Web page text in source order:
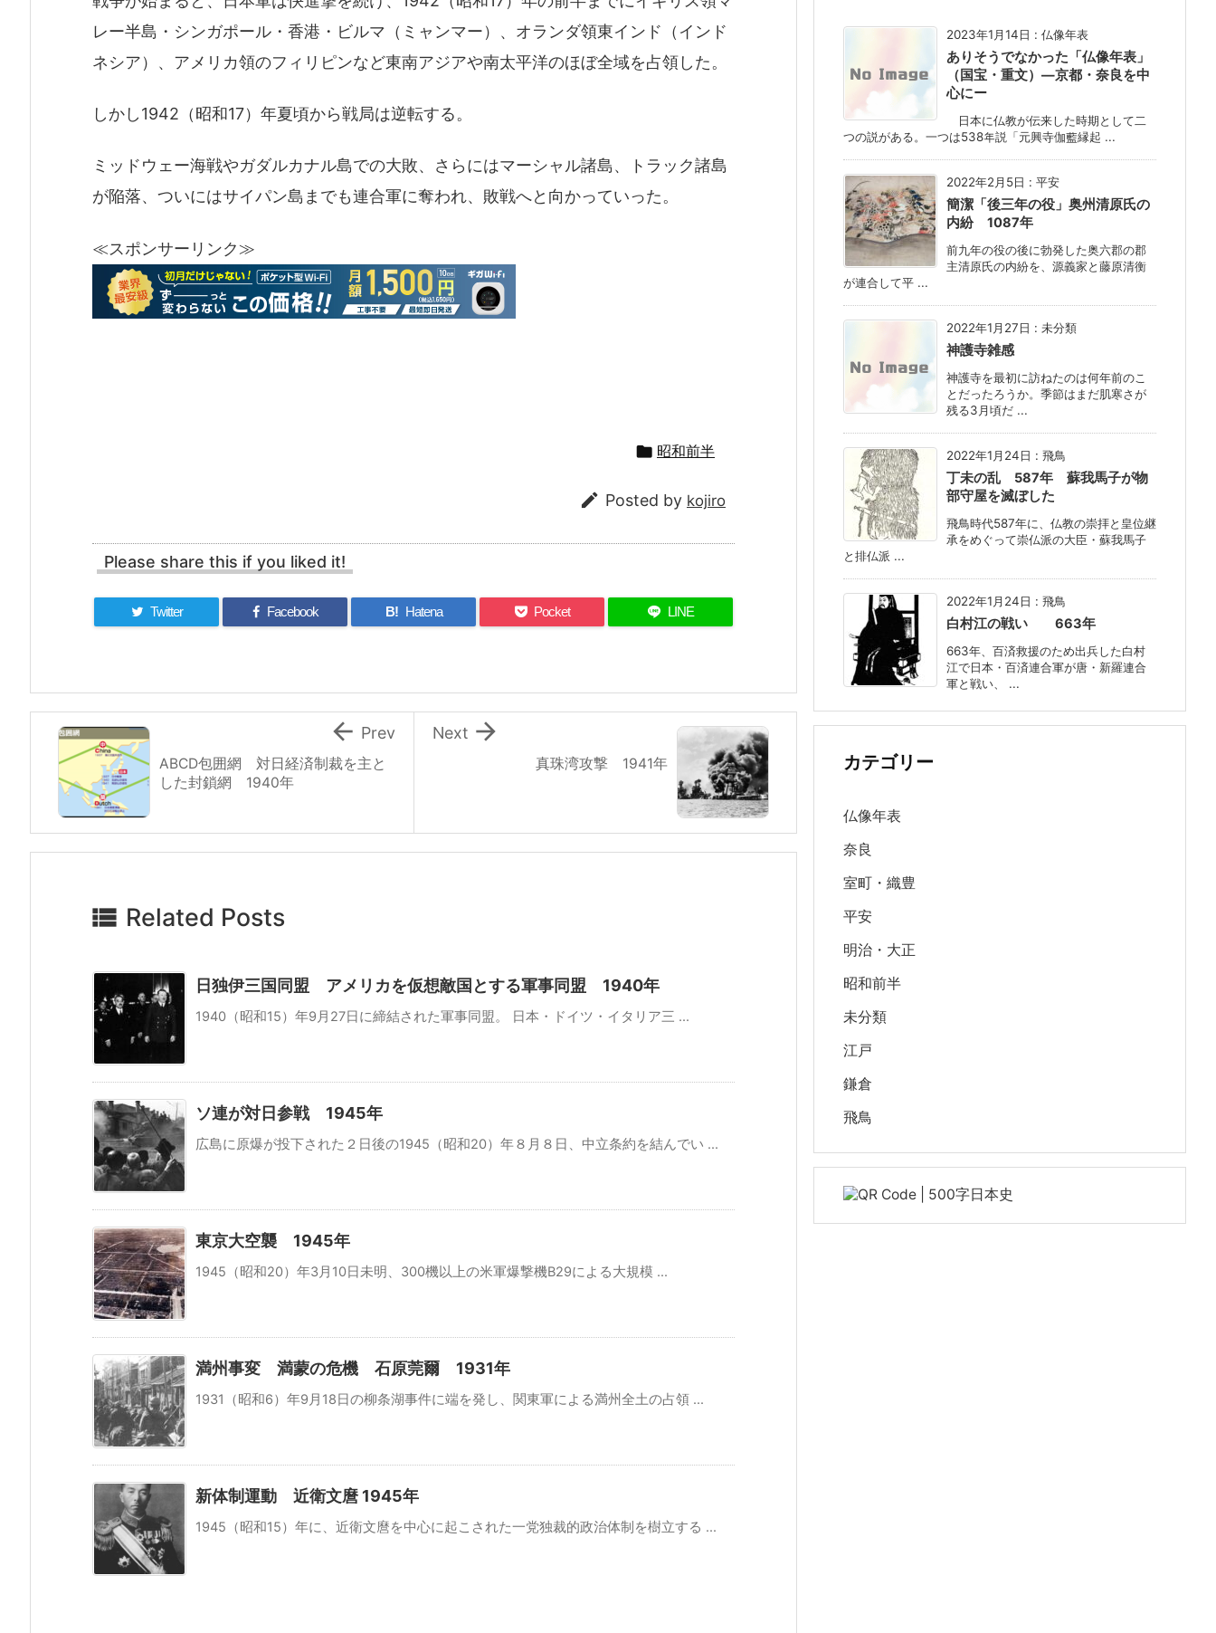
レー半島・シンガポール・香港・ビルマ（ミャンマー）、オランダ領東インド（インド
ネシア）、アメリカ領のフィリピンなど東南アジアや南太平洋のほぼ全域を占領した。
しかし1942（昭和17）年夏頃から戦局は逆転する。
ミッドウェー海戦やガダルカナル島での大敗、さらにはマーシャル諸島、トラック諸島
が陥落、ついにはサイパン島までも連合軍に奪われ、敗戦へと向かっていった。
≪スポンサーリンク≫
 昭和前半
 Posted by kojiro
Please share this if you liked it!
Twitter Facebook B! Hatena Pocket LINE
真珠湾攻撃 1941年

Next
ABCD包囲網 対日経済制裁を主と
した封鎖網 1940年
 Prev
 Related Posts
日独伊三国同盟 アメリカを仮想敵国とする軍事同盟 1940年
1940（昭和15）年9月27日に締結された軍事同盟。 日本・ドイツ・イタリア三 ...
ソ連が対日参戦 1945年
広島に原爆が投下された２日後の1945（昭和20）年８月８日、中立条約を結んでい ...
東京大空襲 1945年
1945（昭和20）年3月10日未明、300機以上の米軍爆撃機B29による大規模 ...
満州事変 満蒙の危機 石原莞爾 1931年
1931（昭和6）年9月18日の柳条湖事件に端を発し、関東軍による満州全土の占領 ...
新体制運動 近衛文麿 1945年
1945（昭和15）年に、近衛文麿を中心に起こされた一党独裁的政治体制を樹立する ...
2023年1月14日 : 仏像年表
ありそうでなかった「仏像年表」
（国宝・重文）―京都・奈良を中
心にー
日本に仏教が伝来した時期として二
つの説がある。一つは538年説「元興寺伽藍縁起 ...
2022年2月5日 : 平安
簡潔「後三年の役」奥州清原氏の
内紛 1087年
前九年の役の後に勃発した奥六郡の郡
主清原氏の内紛を、源義家と藤原清衡
が連合して平 ...
2022年1月27日 : 未分類
神護寺雑感
神護寺を最初に訪ねたのは何年前のこ
とだったろうか。季節はまだ肌寒さが
残る3月頃だ ...
2022年1月24日 : 飛鳥
丁未の乱 587年 蘇我馬子が物
部守屋を滅ぼした
飛鳥時代587年に、仏教の崇拝と皇位継
承をめぐって崇仏派の大臣・蘇我馬子
と排仏派 ...
2022年1月24日 : 飛鳥
白村江の戦い 663年
663年、百済救援のため出兵した白村
江で日本・百済連合軍が唐・新羅連合
軍と戦い、 ...
カテゴリー
仏像年表
奈良
室町・織豊
平安
明治・大正
昭和前半
未分類
江戸
鎌倉
飛鳥